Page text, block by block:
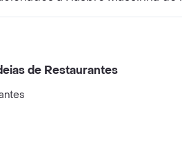
de Restaurantes